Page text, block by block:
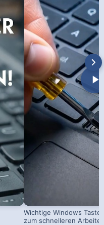
Wichtige Windows
zum schnelleren